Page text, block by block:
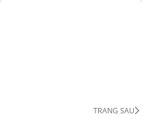
TRANG SAU